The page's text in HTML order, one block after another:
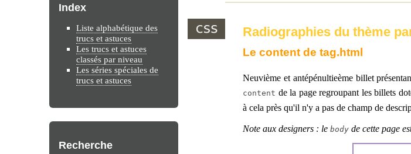
Radiographies du thème
Le content de tag.html
Neuvième et antépénultieème billet
content de la page regroupant les billets
à cela près qu'il n'y a pas de champ de
Note aux designers : lebody de cette page
Index
Liste alphabétique des
trucs et astuces
Les trucs et astuces
classés par niveau
Les séries spéciales de
trucs et astuces
Recherche